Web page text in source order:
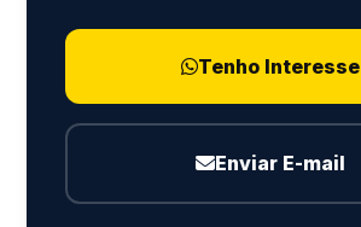
Tenho Interesse
Enviar E-mail